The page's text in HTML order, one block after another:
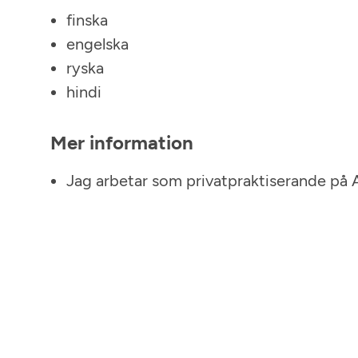
finska
engelska
ryska
hindi
Mer information
Jag arbetar som privatpraktiserande på